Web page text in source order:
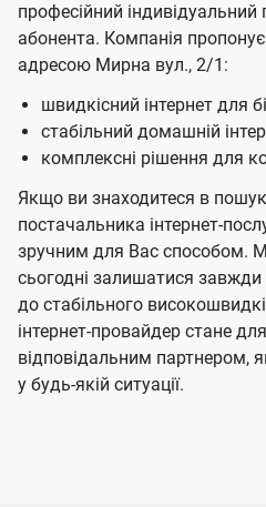
професійний індивідуальний
абонента. Компанія
адресою Мирна вул., 2/1:
швидкісний інтернет для
стабільний домашній
комплексні рішення для
Якщо ви знаходитеся в
постачальника інтернет-
зручним для Вас способом.
сьогодні залишатися завжди
до стабільного
інтернет-провайдер стане
відповідальним партнером,
у будь-якій ситуації.